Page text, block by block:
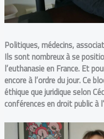
Politiques, médecins,
Ils sont nombreux à se
l’euthanasie en France. Et
encore à l’ordre du jour. Ce
éthique que juridique selon
conférences en droit public à